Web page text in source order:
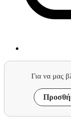
Για να μας